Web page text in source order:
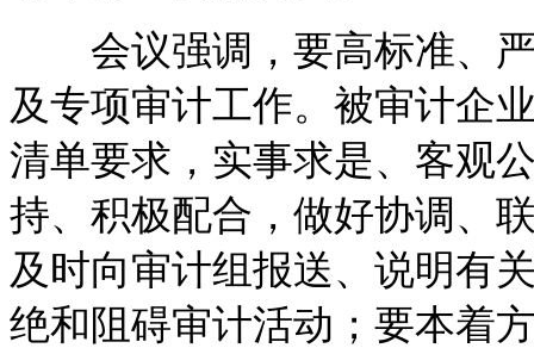
会议强调，要高标准、严
及专项审计工作。被审计企
清单要求，实事求是、客观
持、积极配合，做好协调、
及时向审计组报送、说明有
绝和阻碍审计活动；要本着